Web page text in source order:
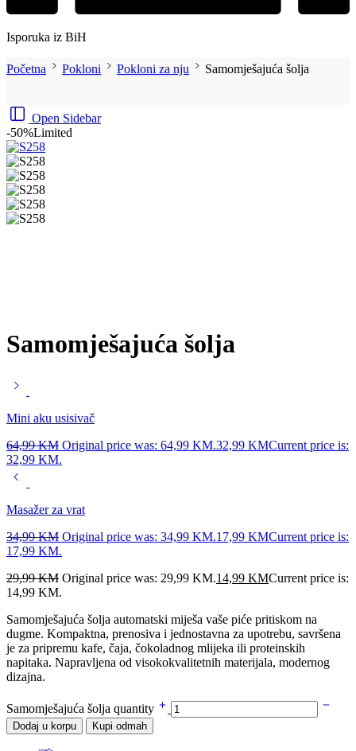
Isporuka iz BiH
Početna Pokloni Pokloni za nju Samomješajuća šolja
Open Sidebar
-50%Limited
Samomješajuća šolja
Mini aku usisivač
64,99KM Original price was: 64,99 KM.32,99 KMCurrent price is:
32,99 KM.
Masažer za vrat
34,99KM Original price was: 34,99 KM.17,99 KMCurrent price is:
17,99 KM.
29,99KM Original price was: 29,99 KM.14,99 KMCurrent price is:
14,99 KM.
Samomješajuća šolja automatski miješa vaše piće pritiskom na
dugme. Kompaktna, prenosiva i jednostavna za upotrebu, savršena
je za pripremu kafe, čaja, čokoladnog mlijeka ili proteinskih
napitaka. Napravljena od visokokvalitetnih materijala, modernog
dizajna.
Samomješajuća šolja quantity
Dodaj u korpu Kupi odmah